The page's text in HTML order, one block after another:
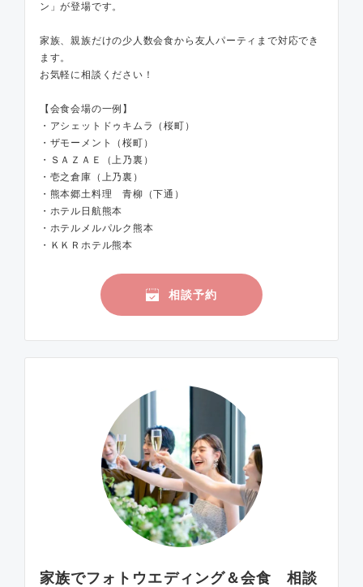
ン」が登場です。
家族、親族だけの少人数会食から友人パーティまで対応でき
ます。
お気軽に相談ください！
【会食会場の一例】
・アシェットドゥキムラ（桜町）
・ザモーメント（桜町）
・ＳＡＺＡＥ（上乃裏）
・壱之倉庫（上乃裏）
・熊本郷土料理 青柳（下通）
・ホテル日航熊本
・ホテルメルパルク熊本
・ＫＫＲホテル熊本
相談予約
家族でフォトウエディング＆会食 相談